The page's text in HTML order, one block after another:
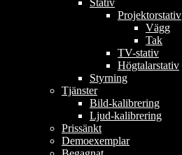
Stativ
Projektorstativ
Vägg
Tak
TV-stativ
Högtalarstativ
Styrning
Tjänster
Bild-kalibrering
Ljud-kalibrering
Prissänkt
Demoexemplar